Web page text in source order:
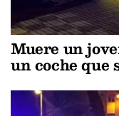
Muere un
un coche que